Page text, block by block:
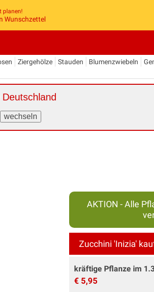
planen!
Wunschzettel
Ziergehölze Stauden Blumenzwiebeln
AKTION - Alle
Zucchini 'Inizia'
kräftige Pflanze im
€ 5,95